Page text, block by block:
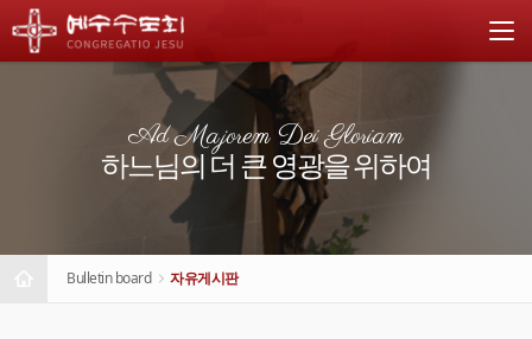
Ad Majorem Dei Gloriam
하느님의 더 큰 영광을 위하여
Bulletin board 자유게시판